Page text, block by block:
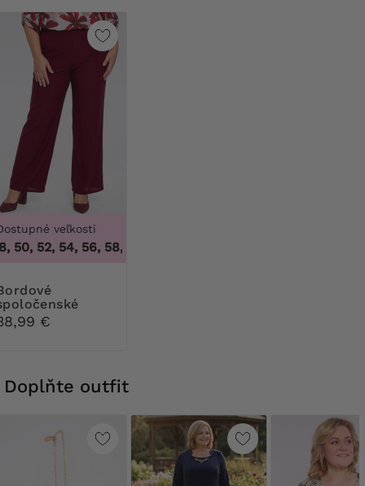
veľkosti
52, 54, 56, 58, 60, 62, 64
€
Doplňte outfit